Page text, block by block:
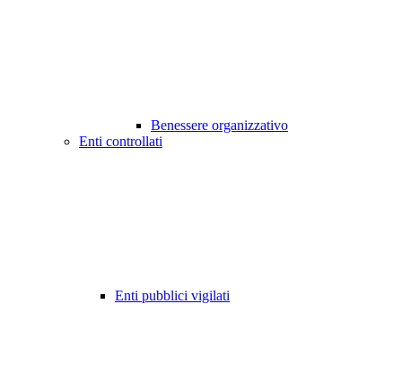
Benessere organizzativo
Enti controllati
Enti pubblici vigilati